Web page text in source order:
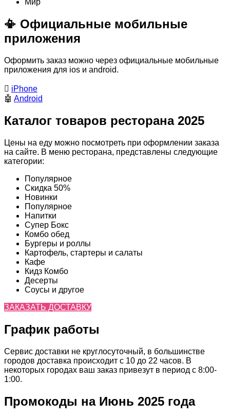
Мир
📳 Официальные мобильные
приложения
Оформить заказ можно через официальные мобильные
приложения для ios и android.
 iPhone
🤖 Android
Каталог товаров ресторана 2025
Цены на еду можно посмотреть при оформлении заказа
на сайте. В меню ресторана, представлены следующие
категории:
Популярное
Скидка 50%
Новинки
Популярное
Напитки
Супер Бокс
Комбо обед
Бургеры и роллы
Картофель, стартеры и салаты
Кафе
Кидз Комбо
Десерты
Соусы и другое
ЗАКАЗАТЬ ДОСТАВКУ
График работы
Сервис доставки не круглосуточный, в большинстве
городов доставка происходит с 10 до 22 часов. В
некоторых городах ваш заказ привезут в период с 8:00-
1:00.
Промокоды на Июнь 2025 года